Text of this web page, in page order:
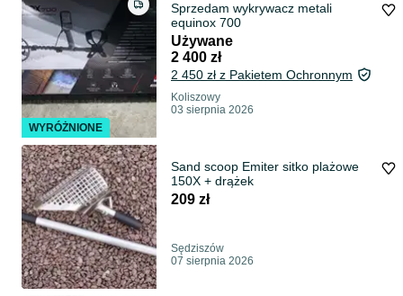
Sprzedam wykrywacz metali
equinox 700
Używane
2 400 zł
2 450 zł z Pakietem Ochronnym
Koliszowy
03 sierpnia 2026
Sand scoop Emiter sitko plażowe
150X + drążek
209 zł
Sędziszów
07 sierpnia 2026
WYRÓŻNIONE